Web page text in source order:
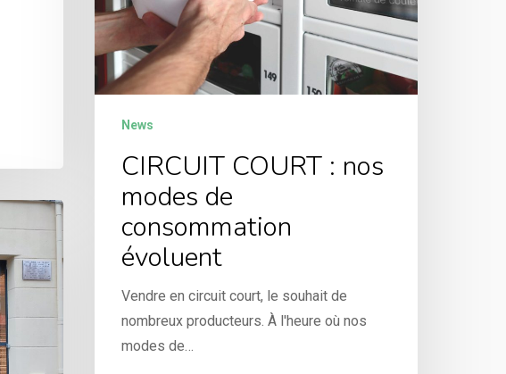
News
CIRCUIT COURT : nos
modes de
consommation
évoluent
Vendre en circuit court, le souhait de
nombreux producteurs. À l'heure où nos
modes de…